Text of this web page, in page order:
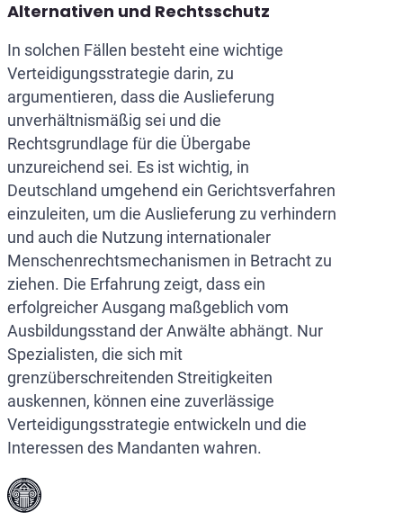
Alternativen und Rechtsschutz
In solchen Fällen besteht eine wichtige
Verteidigungsstrategie darin, zu
argumentieren, dass die Auslieferung
unverhältnismäßig sei und die
Rechtsgrundlage für die Übergabe
unzureichend sei. Es ist wichtig, in
Deutschland umgehend ein Gerichtsverfahren
einzuleiten, um die Auslieferung zu verhindern
und auch die Nutzung internationaler
Menschenrechtsmechanismen in Betracht zu
ziehen. Die Erfahrung zeigt, dass ein
erfolgreicher Ausgang maßgeblich vom
Ausbildungsstand der Anwälte abhängt. Nur
Spezialisten, die sich mit
grenzüberschreitenden Streitigkeiten
auskennen, können eine zuverlässige
Verteidigungsstrategie entwickeln und die
Interessen des Mandanten wahren.